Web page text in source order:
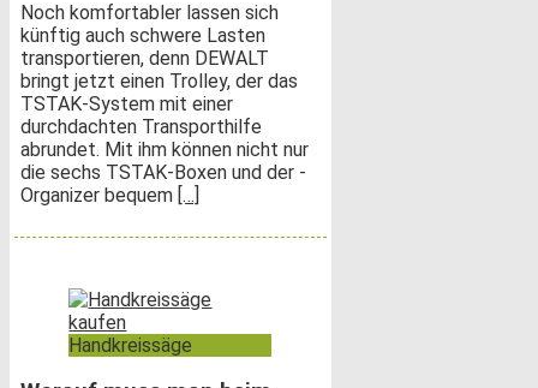
Noch komfortabler lassen sich
künftig auch schwere Lasten
transportieren, denn DEWALT
bringt jetzt einen Trolley, der das
TSTAK-System mit einer
durchdachten Transporthilfe
abrundet. Mit ihm können nicht nur
die sechs TSTAK-Boxen und der -
Organizer bequem […]
Handkreissäge